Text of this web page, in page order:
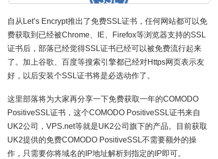
自从Let’s Encrypt推出了免费SSL证书，任何网站都可以免
费获取到已经被Chrome、IE、Firefox等浏览器支持的SSL
证书后，部落已经觉得SSL证书已经可以被免费流行起来
了。加上谷歌、百度等搜索引擎都已经对Https网页表示友
好，以后安装个SSL证书将是必选动作了。
这里部落将为大家再分享一下免费获取一年的COMODO
PositiveSSL证书，这个COMODO PositiveSSL证书来自
UK2公司，VPS.net等就是UK2公司旗下的产品。目前获取
UK2提供的免费COMODO PositiveSSL不需要额外的操
作，只需要你将域名的IP地址解析到指定的IP即可。